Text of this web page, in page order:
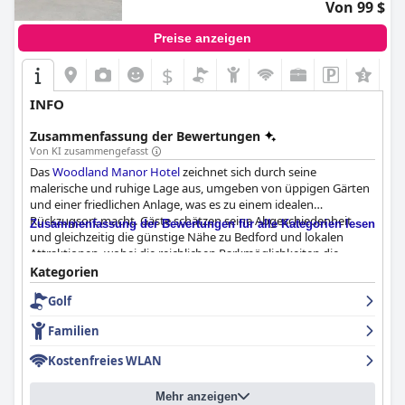
Von 99 $
Preise anzeigen
$
INFO
Zusammenfassung der Bewertungen
Von KI zusammengefasst
DasWoodland Manor Hotelzeichnet sich durch seine
malerische und ruhige Lage aus, umgeben von üppigen Gärten
und einer friedlichen Anlage, was es zu einem idealen
Rückzugsort macht. Gäste schätzen seine Abgeschiedenheit
und gleichzeitig die günstige Nähe zu Bedford und lokalen
Attraktionen, wobei die reichlichen Parkmöglichkeiten die
Erreichbarkeit verbessern. Das charmante und gut gepflegte
Anwesen trägt zusammen mit dem freundlichen und höflichen
Personal zusätzlich zu der positiven Erfahrung bei.
Das Frühstück im
köstlichen Geschmack, seine Vielfalt und Qualität hoch gelobt
und geht sowohl auf vegetarische als auch auf nicht-
vegetarische Vorlieben ein. Während es im Allgemeinen als ein
Highlight angesehen wird, bemerken einige Gäste gelegentliche
Zusammenfassung der Bewertungen für alle Kategorien lesen
Kategorien
Golf
Familien
Kostenfreies WLAN
Mehr anzeigen